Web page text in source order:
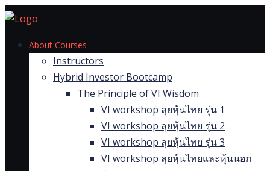
Skip
contentAbout Courses
Instructors
Hybrid Investor Bootcamp
The Principle of VI Wisdom
VI workshop ลุยหุ้นไทย รุ่น 1
VI workshop ลุยหุ้นไทย รุ่น 2
VI workshop ลุยหุ้นไทย รุ่น 3
VI workshop ลุยหุ้นไทยและหุ้นนอก